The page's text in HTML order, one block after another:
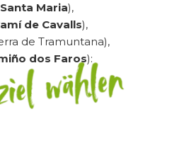
Santa Maria),
de Cavalls),
de Tramuntana),
dos Faros):